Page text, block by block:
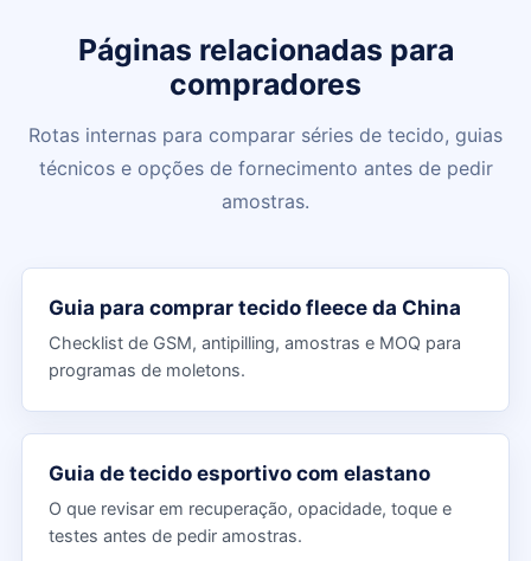
Páginas relacionadas para
compradores
Rotas internas para comparar séries de tecido, guias
técnicos e opções de fornecimento antes de pedir
amostras.
Guia para comprar tecido fleece da China
Checklist de GSM, antipilling, amostras e MOQ para
programas de moletons.
Guia de tecido esportivo com elastano
O que revisar em recuperação, opacidade, toque e
testes antes de pedir amostras.